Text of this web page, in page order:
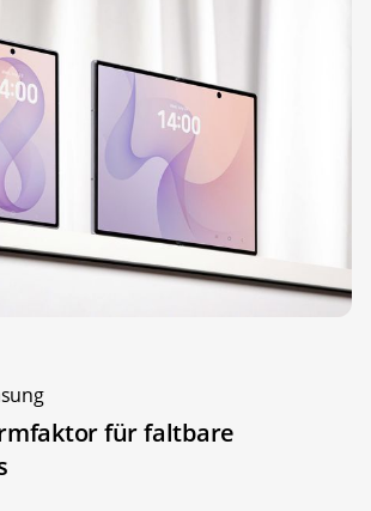
für faltbare